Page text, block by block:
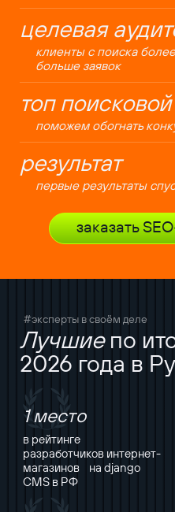
целевая
клиенты с поиска
больше заявок
топ
поможем обогнать
результат
первые результаты
заказать
#эксперты в своём деле
Лучшиепо
2026 года в
1 место
в рейтинге
разработчиков интернет-
магазинов на django
CMS в РФ